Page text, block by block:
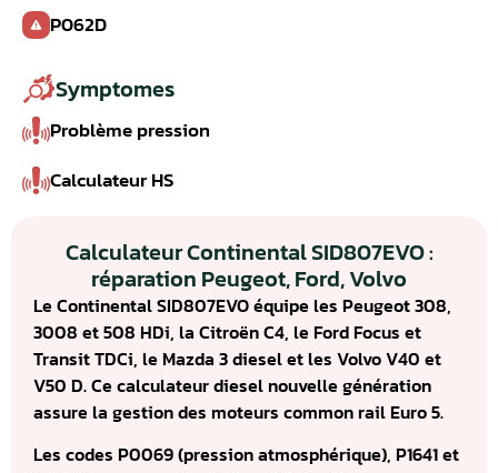
P062D
Symptomes
Problème pression
Calculateur HS
Calculateur Continental SID807EVO :
réparation Peugeot, Ford, Volvo
Le Continental SID807EVO équipe les Peugeot 308,
3008 et 508 HDi, la Citroën C4, le Ford Focus et
Transit TDCi, le Mazda 3 diesel et les Volvo V40 et
V50 D. Ce calculateur diesel nouvelle génération
assure la gestion des moteurs common rail Euro 5.
Les codes P0069 (pression atmosphérique), P1641 et